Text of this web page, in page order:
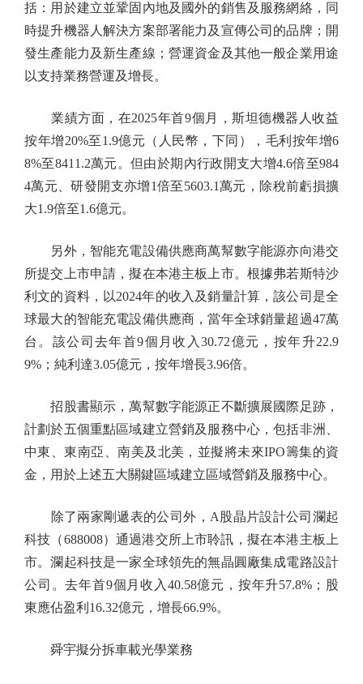
括：用於建立並鞏固內地及國外的銷售及服務網絡，同
時提升機器人解決方案部署能力及宣傳公司的品牌；開
發生產能力及新生產線；營運資金及其他一般企業用途
以支持業務營運及增長。
業績方面，在2025年首9個月，斯坦德機器人收益
按年增20%至1.9億元（人民幣，下同），毛利按年增6
8%至8411.2萬元。但由於期內行政開支大增4.6倍至984
4萬元、研發開支亦增1倍至5603.1萬元，除稅前虧損擴
大1.9倍至1.6億元。
另外，智能充電設備供應商萬幫數字能源亦向港交
所提交上市申請，擬在本港主板上市。根據弗若斯特沙
利文的資料，以2024年的收入及銷量計算，該公司是全
球最大的智能充電設備供應商，當年全球銷量超過47萬
台。該公司去年首9個月收入30.72億元，按年升22.9
9%；純利達3.05億元，按年增長3.96倍。
招股書顯示，萬幫數字能源正不斷擴展國際足跡，
計劃於五個重點區域建立營銷及服務中心，包括非洲、
中東、東南亞、南美及北美，並擬將未來IPO籌集的資
金，用於上述五大關鍵區域建立區域營銷及服務中心。
除了兩家剛遞表的公司外，A股晶片設計公司瀾起
科技（688008）通過港交所上市聆訊，擬在本港主板上
市。瀾起科技是一家全球領先的無晶圓廠集成電路設計
公司。去年首9個月收入40.58億元，按年升57.8%；股
東應佔盈利16.32億元，增長66.9%。
舜宇擬分拆車載光學業務